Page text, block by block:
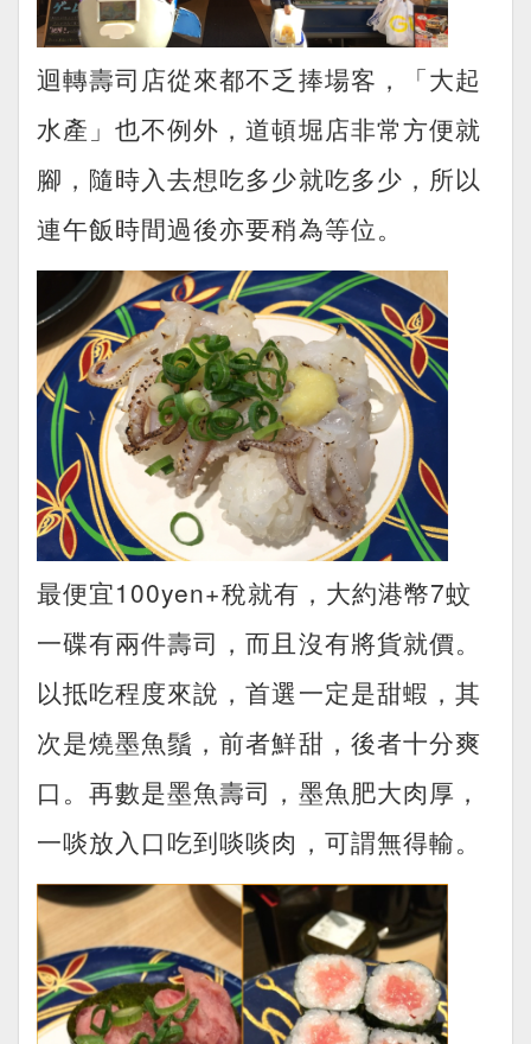
迴轉壽司店從來都不乏捧場客，「大起
水產」也不例外，道頓堀店非常方便就
腳，隨時入去想吃多少就吃多少，所以
連午飯時間過後亦要稍為等位。
最便宜100yen+稅就有，大約港幣7蚊
一碟有兩件壽司，而且沒有將貨就價。
以抵吃程度來說，首選一定是甜蝦，其
次是燒墨魚鬚，前者鮮甜，後者十分爽
口。再數是墨魚壽司，墨魚肥大肉厚，
一啖放入口吃到啖啖肉，可謂無得輸。